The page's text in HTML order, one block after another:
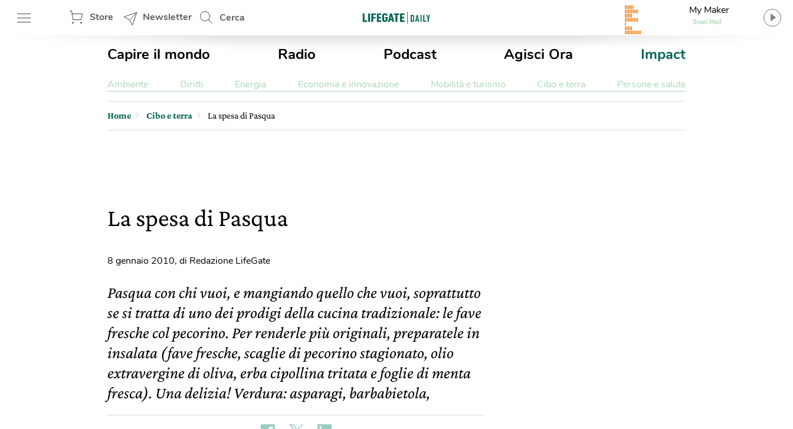
Store Newsletter Cerca
My Maker
Snail Mail
Capire il mondo Radio Podcast Agisci Ora Impact
Ambiente Diritti Energia Economia e innovazione Mobilità e turismo Cibo e terra Persone e salute
Home Cibo e terra La spesa di Pasqua
La spesa di Pasqua
8 gennaio 2010, di Redazione LifeGate
Pasqua con chi vuoi, e mangiando quello che vuoi, soprattutto
se si tratta di uno dei prodigi della cucina tradizionale: le fave
fresche col pecorino. Per renderle più originali, preparatele in
insalata (fave fresche, scaglie di pecorino stagionato, olio
extravergine di oliva, erba cipollina tritata e foglie di menta
fresca). Una delizia! Verdura: asparagi, barbabietola,